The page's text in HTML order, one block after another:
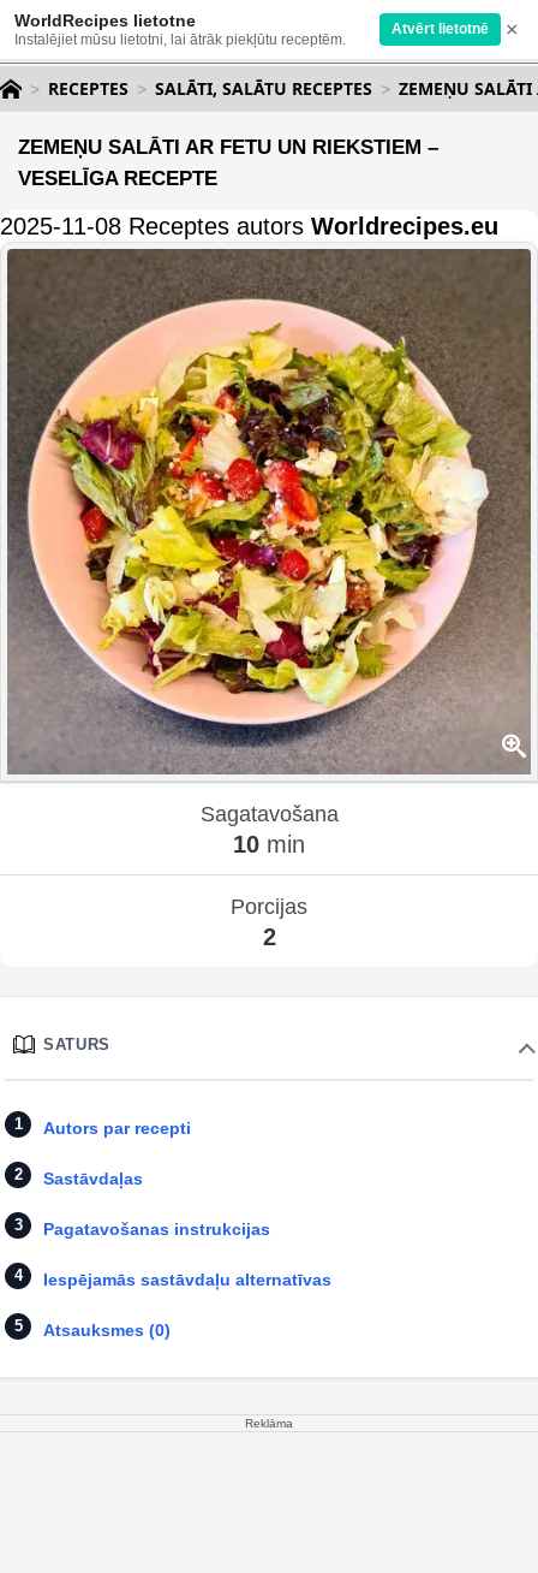
WorldRecipes lietotne
Instalējiet mūsu lietotni, lai ātrāk piekļūtu receptēm.
Atvērt lietotnē ×
RECEPTES SALĀTI, SALĀTU RECEPTES ZEMEŅU SALĀTI
ZEMEŅU SALĀTI AR FETU UN RIEKSTIEM –
VESELĪGA RECEPTE
2025-11-08 Receptes autors Worldrecipes.eu
Sagatavošana
10 min
Porcijas
2
SATURS
Autors par recepti
Sastāvdaļas
Pagatavošanas instrukcijas
Iespējamās sastāvdaļu alternatīvas
Atsauksmes (0)
Reklāma